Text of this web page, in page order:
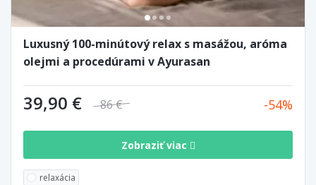
Luxusný 100-minútový relax s masážou, aróma
olejmi a procedúrami v Ayurasan
39,90 € 86 € 54
Zobraziť viac
relaxácia